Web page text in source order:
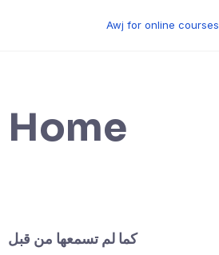
Awj for online courses
Home
كما لم تسمعها من قبل